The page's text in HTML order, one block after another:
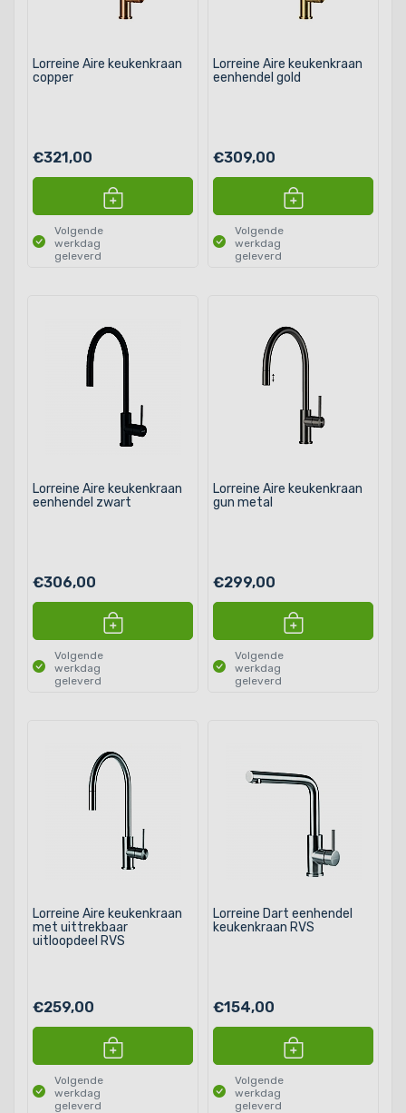
Lorreine Aire keukenkraan
copper
€321,00
Volgende
werkdag
geleverd
Lorreine Aire keukenkraan
eenhendel gold
€309,00
Volgende
werkdag
geleverd
Lorreine Aire keukenkraan
eenhendel zwart
€306,00
Volgende
werkdag
geleverd
Lorreine Aire keukenkraan
gun metal
€299,00
Volgende
werkdag
geleverd
Lorreine Aire keukenkraan
met uittrekbaar
uitloopdeel RVS
€259,00
Volgende
werkdag
geleverd
Lorreine Dart eenhendel
keukenkraan RVS
€154,00
Volgende
werkdag
geleverd